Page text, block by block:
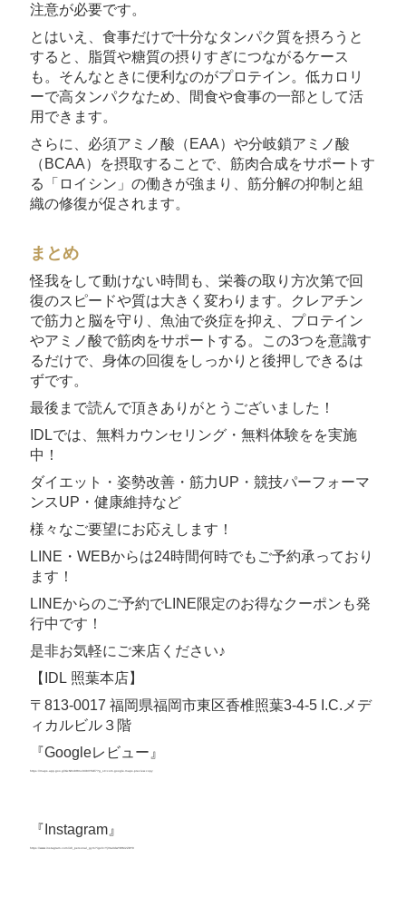
注意が必要です。
とはいえ、食事だけで十分なタンパク質を摂ろうと
すると、脂質や糖質の摂りすぎにつながるケース
も。そんなときに便利なのがプロテイン。低カロリ
ーで高タンパクなため、間食や食事の一部として活
用できます。
さらに、必須アミノ酸（EAA）や分岐鎖アミノ酸
（BCAA）を摂取することで、筋肉合成をサポートす
る「ロイシン」の働きが強まり、筋分解の抑制と組
織の修復が促されます。
まとめ
怪我をして動けない時間も、栄養の取り方次第で回
復のスピードや質は大きく変わります。クレアチン
で筋力と脳を守り、魚油で炎症を抑え、プロテイン
やアミノ酸で筋肉をサポートする。この3つを意識す
るだけで、身体の回復をしっかりと後押しできるは
ずです。
最後まで読んで頂きありがとうございました！
IDLでは、無料カウンセリング・無料体験をを実施
中！
ダイエット・姿勢改善・筋力UP・競技パーフォーマ
ンスUP・健康維持など
様々なご要望にお応えします！
LINE・WEBからは24時間何時でもご予約承っており
ます！
LINEからのご予約でLINE限定のお得なクーポンも発
行中です！
是非お気軽にご来店ください♪
【IDL 照葉本店】
〒813-0017 福岡県福岡市東区香椎照葉3-4-5 I.C.メデ
ィカルビル３階
『Googleレビュー』
https://maps.app.goo.gl/GcN6n8Hmx9X8VYbE7?g_st=com.google.maps.preview.copy
『Instagram』
https://www.instagram.com/idl_personal_gym?igsh=YjVtaXdwYWM2ZDY0